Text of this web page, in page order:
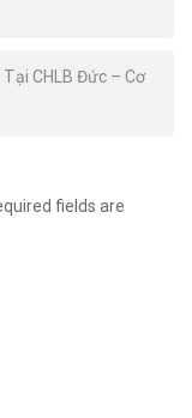
CHLB Đức – Cơ
fields are